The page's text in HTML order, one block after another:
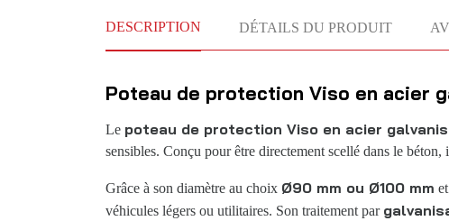
DESCRIPTION DÉTAILS DU PRODUIT
Poteau de protection Viso en acier
Le poteau de protection Viso en acier
sensibles. Conçu pour être directement scellé dans le
Grâce à son diamètre au choix Ø90 mm ou Ø100 mm
véhicules légers ou utilitaires. Son traitement par